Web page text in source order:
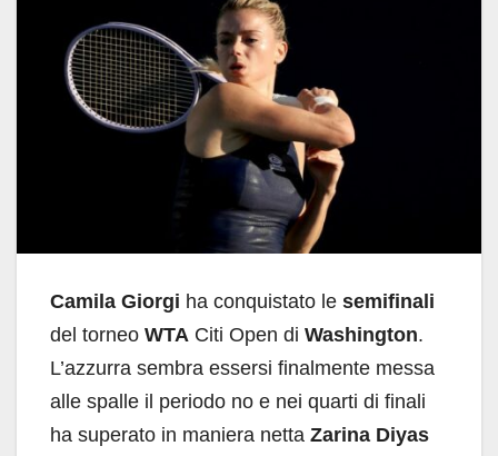
Camila Giorgi ha conquistato le semifinali
del torneo WTA Citi Open di Washington.
L’azzurra sembra essersi finalmente messa
alle spalle il periodo no e nei quarti di finali
ha superato in maniera netta Zarina Diyas